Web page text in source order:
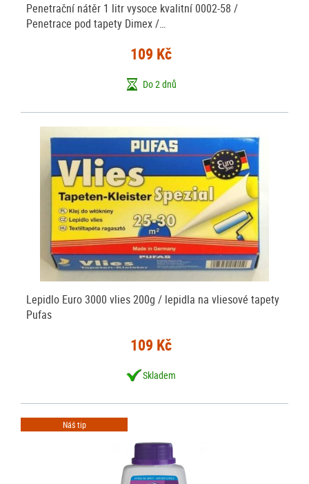
Penetrační nátěr 1 litr vysoce kvalitní 0002-58 /
Penetrace pod tapety Dimex /…
109 Kč
Do 2 dnů
Lepidlo Euro 3000 vlies 200g / lepidla na vliesové tapety
Pufas
109 Kč
Skladem
Náš tip